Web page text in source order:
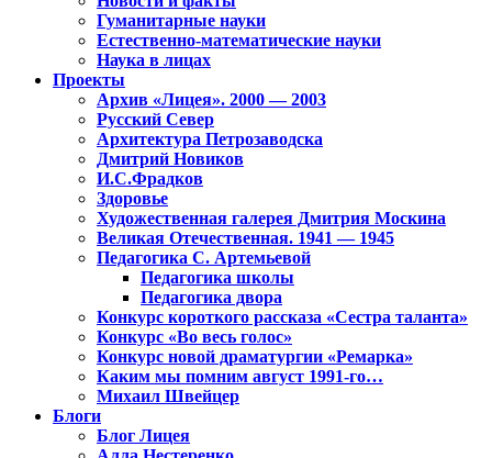
Гуманитарные науки
Естественно-математические науки
Наука в лицах
Проекты
Архив «Лицея». 2000 — 2003
Русский Север
Архитектура Петрозаводска
Дмитрий Новиков
И.С.Фрадков
Здоровье
Художественная галерея Дмитрия Москина
Великая Отечественная. 1941 — 1945
Педагогика С. Артемьевой
Педагогика школы
Педагогика двора
Конкурс короткого рассказа «Сестра таланта»
Конкурс «Во весь голос»
Конкурс новой драматургии «Ремарка»
Каким мы помним август 1991-го…
Михаил Швейцер
Блоги
Блог Лицея